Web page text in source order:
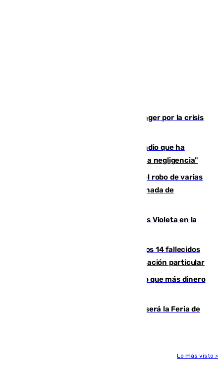
El Barça cancela un amistoso en Tánger por la crisis
El acalde de Niebla cree que el incendio que ha
afectado a dos aldeas se originó "por una negligencia"
Golpe cofrade en Jaén: investigan el robo de varias
joyas de la Virgen de la Fuensanta Coronada de
Con Málaga exige duplicar los Puntos Violeta en la
La Justicia ofrece a las familias de los 14 fallecidos
en el incendio de Los Gallardos ser acusación particular
Juanlu Sánchez, el sexto canterano que más dinero
Talleres, escape room y música: así será la Feria de
Lo más visto >